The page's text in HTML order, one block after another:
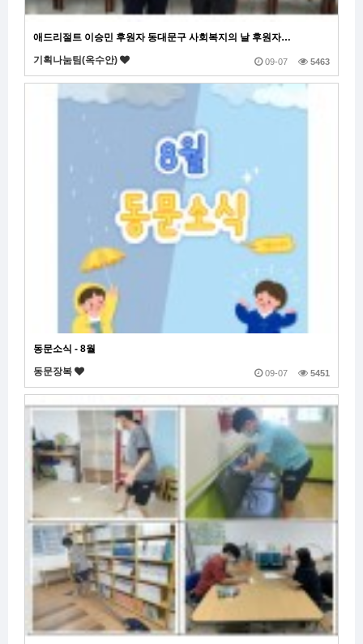
애드리절트 이승민 후원자 동대문구 사회복지의 날 후원자…
기획나눔팀(옥수안)
09-07 5463
동문소식 - 8월
동문장복
09-07 5451